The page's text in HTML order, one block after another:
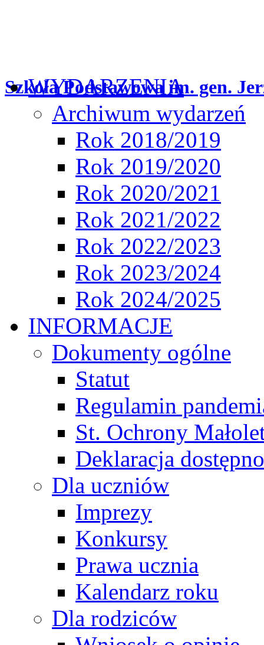
Szkoła Podstawowa im. gen.
WYDARZENIA
Archiwum wydarzeń
Rok 2018/2019
Rok 2019/2020
Rok 2020/2021
Rok 2021/2022
Rok 2022/2023
Rok 2023/2024
Rok 2024/2025
INFORMACJE
Dokumenty ogólne
Statut
Regulamin
St. Ochrony
Deklaracja
Dla uczniów
Imprezy
Konkursy
Prawa ucznia
Kalendarz roku
Dla rodziców